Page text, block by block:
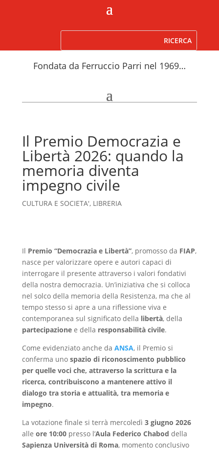
Fondata da Ferruccio Parri nel 1969…
Il Premio Democrazia e
Libertà 2026: quando la
memoria diventa
impegno civile
CULTURA E SOCIETA', LIBRERIA
Il Premio “Democrazia e Libertà”, promosso da FIAP,
nasce per valorizzare opere e autori capaci di
interrogare il presente attraverso i valori fondativi
della nostra democrazia. Un’iniziativa che si colloca
nel solco della memoria della Resistenza, ma che al
tempo stesso si apre a una riflessione viva e
contemporanea sul significato della libertà, della
partecipazionee della responsabilità civile.
Come evidenziato anche da ANSA, il Premio si
conferma uno spazio di riconoscimento pubblico
per quelle voci che, attraverso la scrittura e la
ricerca, contribuiscono a mantenere attivo il
dialogo tra storia e attualità, tra memoria e
impegno.
La votazione finale si terrà mercoledì 3 giugno 2026
alle ore 10:00presso l’Aula Federico Chabod della
Sapienza Università di Roma, momento conclusivo